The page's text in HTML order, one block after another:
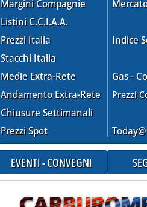
Margini Compagnie
Listini C.C.I.A.A.
Prezzi Italia
Stacchi Italia
Medie Extra-Rete
Andamento Extra-Rete
Chiusure Settimanali
Prezzi Spot
Indice
Gas -
Prezzi
Today@
EVENTI - CONVEGNI